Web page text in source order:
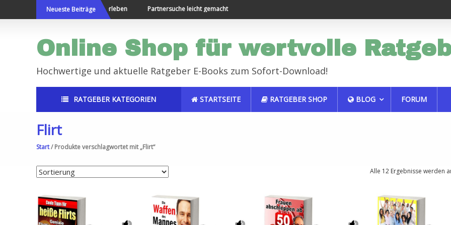
zum
Neueste Beiträge
Die Welt bereisen und Neues erleben Partnersuche leicht gemacht
Online Shop für wertvolle
Hochwertige und aktuelle Ratgeber E-Books zum Sofort-Download!
RATGEBER KATEGORIEN STARTSEITE RATGEBER SHOP BLOG FORUM
Flirt
Start/ Produkte verschlagwortet mit „Flirt“
Alle 12 Ergebnisse werden